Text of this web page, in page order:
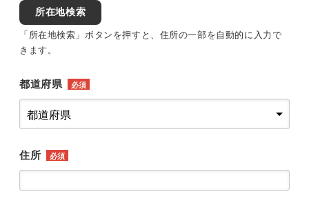
所在地検索
「所在地検索」ボタンを押すと、住所の一部を自動的に入力で
きます。
都道府県 必須
住所 必須